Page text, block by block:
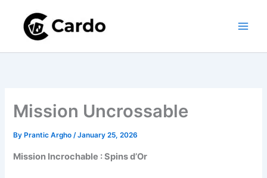
content
Mission Uncrossable
By Prantic Argho/January 25, 2026
Mission Incrochable : Spins d’Or